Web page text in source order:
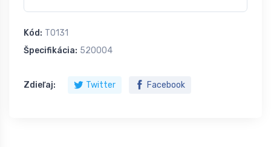
Kód: T0131
Špecifikácia: 520004
Zdieľaj: Twitter Facebook